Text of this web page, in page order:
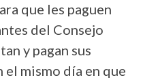
que les paguen
del Consejo
y pagan sus
el mismo día en que